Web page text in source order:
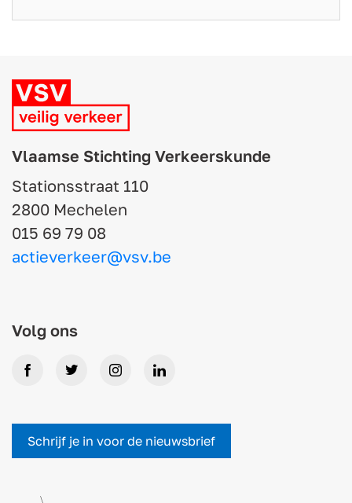
Vlaamse Stichting Verkeerskunde
Stationsstraat 110
2800 Mechelen
015 69 79 08
actieverkeer@vsv.be
Volg ons
FacebookTwitterInstagramLinkedIn
Schrijf je in voor de nieuwsbrief